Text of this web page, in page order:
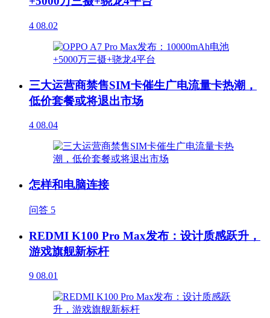
4 08.02
三大运营商禁售SIM卡催生广电流量卡热潮，
低价套餐或将退出市场
4 08.04
怎样和电脑连接
问答 5
REDMI K100 Pro Max发布：设计质感跃升，
游戏旗舰新标杆
9 08.01